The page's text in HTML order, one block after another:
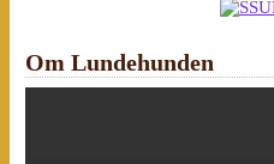
Om Lundehunden